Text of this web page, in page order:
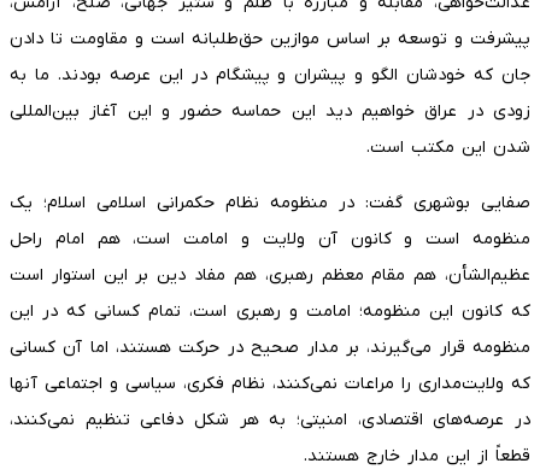
پیشرفت و توسعه بر اساس موازین حق‌طلبانه است و مقاومت تا دادن
جان که خودشان الگو و پیشران و پیشگام در این عرصه بودند. ما به
زودی در عراق خواهیم دید این حماسه حضور و این آغاز بین‌المللی
شدن این مکتب است.
صفایی بوشهری گفت: در منظومه نظام حکمرانی اسلامی اسلام؛ یک
منظومه است و کانون آن ولایت و امامت است، هم امام راحل
عظیم‌الشأن، هم مقام معظم رهبری، هم مفاد دین بر این استوار است
که کانون این منظومه؛ امامت و رهبری است، تمام کسانی که در این
منظومه قرار می‌گیرند، بر مدار صحیح در حرکت هستند، اما آن کسانی
که ولایت‌مداری را مراعات نمی‌کنند، نظام فکری، سیاسی و اجتماعی آنها
در عرصه‌های اقتصادی، امنیتی؛ به هر شکل دفاعی تنظیم نمی‌کنند،
قطعاً از این مدار خارج هستند.